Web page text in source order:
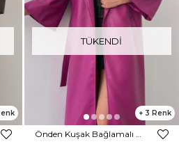
TÜKENDI
3
Önden Kuşak Bağlamalı Yarım Geniş Kol Maysa Kadın Fuşya Vegan Deri Kaban 23K000226